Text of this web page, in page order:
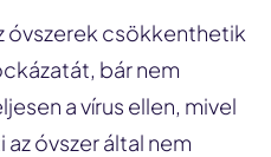
óvszerek csökkenthetik
bár nem
a vírus ellen, mivel
óvszer által nem